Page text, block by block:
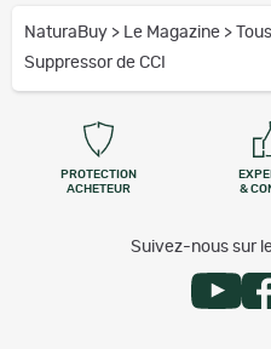
NaturaBuy > Le Magazine >
Suppressor de CCI
PROTECTION
ACHETEUR
&
Suivez-nous sur